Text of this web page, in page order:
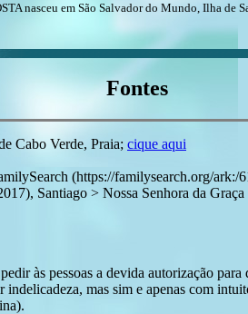
nasceu em São Salvador do Mundo, Ilha de
Fontes
Cabo Verde, Praia; cique aqui
(https://familysearch.org/
Santiago > Nossa Senhora da
às pessoas a devida autorização
mas sim e apenas com